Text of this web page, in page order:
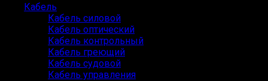
Кабель
Кабель силовой
Кабель оптический
Кабель контрольный
Кабель греющий
Кабель судовой
Кабель управления